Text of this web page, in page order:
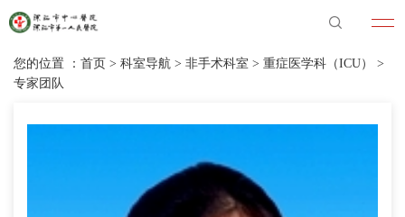
您的位置 ： 首页 > 科室导航 > 非手术科室 > 重症医学科（ICU）
>
专家团队